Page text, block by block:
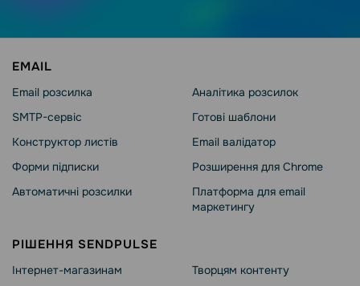
EMAIL
Email розсилка
SMTP-сервіс
Конструктор листів
Форми підписки
Автоматичні розсилки
Аналітика розсилок
Готові шаблони
Email валідатор
Розширення для Chrome
Платформа для email
маркетингу
РІШЕННЯ SENDPULSE
Інтернет-магазинам
Творцям контенту